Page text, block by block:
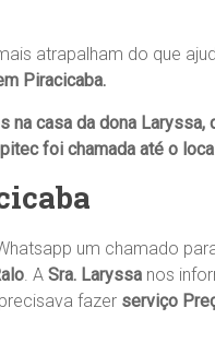
atrapalham do que
Piracicaba.
na casa da dona Laryssa,
foi chamada até o
um chamado
. A Sra. Laryssa nos
fazer serviço